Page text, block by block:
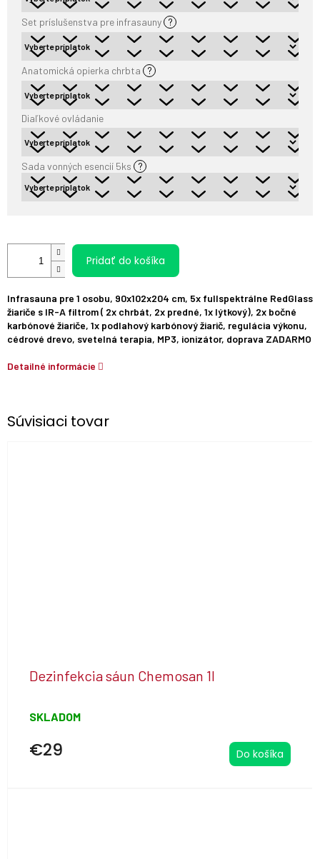
Set príslušenstva pre infrasauny ?
Anatomická opierka chrbta ?
Diaľkové ovládanie
Sada vonných esencií 5ks ?
Pridať do košíka
Infrasauna pre 1 osobu, 90x102x204 cm, 5x fullspektrálne RedGlass
žiariče s IR-A filtrom( 2x chrbát, 2x predné, 1x lýtkový), 2x bočné
karbónové žiariče, 1x podlahový karbónový žiarič, regulácia výkonu,
cédrové drevo, svetelná terapia, MP3, ionizátor, doprava ZADARMO
Detailné informácie
Súvisiaci tovar
Dezinfekcia sáun Chemosan 1l
SKLADOM
€29 Do košíka